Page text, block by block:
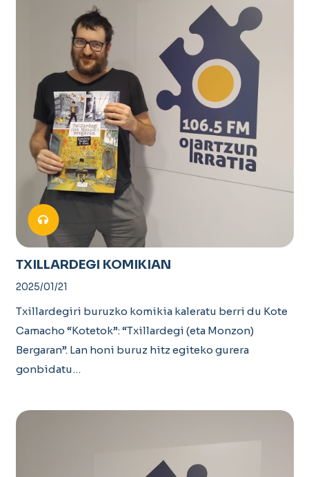
TXILLARDEGI KOMIKIAN
2025/01/21
Txillardegiri buruzko komikia kaleratu berri du Kote
Camacho “Kotetok”: “Txillardegi (eta Monzon)
Bergaran”. Lan honi buruz hitz egiteko gurera
gonbidatu…